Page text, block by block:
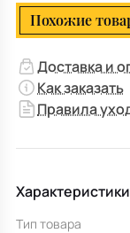
Похожие
Доставка и
Как заказать
Правила
Характеристики
Тип товара